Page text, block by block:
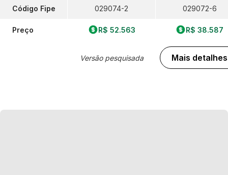
Código Fipe
Preço
029074-2
R$ 52.563
Versão pesquisada
029072-6
R$ 38.587
Mais detalhes